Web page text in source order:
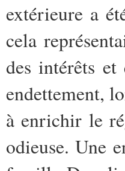
extérieure a
cela
des intérêts
endettement,
à enrichir le
odieuse. Une